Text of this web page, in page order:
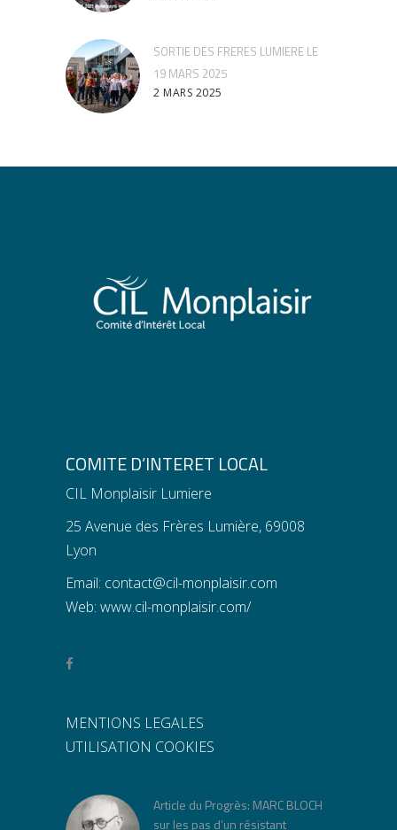
SORTIE DES FRERES LUMIERE LE
19 MARS 2025
2 MARS 2025
COMITE D’INTERET LOCAL
CIL Monplaisir Lumiere
25 Avenue des Frères Lumière, 69008
Lyon
Email: contact@cil-monplaisir.com
Web: www.cil-monplaisir.com/
MENTIONS LEGALES
UTILISATION COOKIES
Article du Progrès: MARC BLOCH
sur les pas d’un résistant